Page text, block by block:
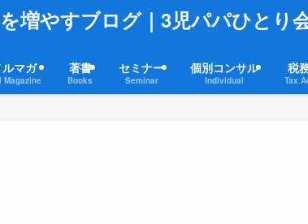
増やすブログ｜3児パパひとり
ルマガ
Magazine
著書
Books
セミナー
Seminar
個別コンサル
Individual
税
Tax